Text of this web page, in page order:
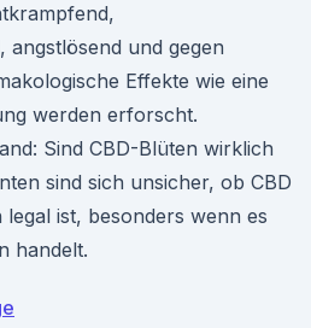
angstlösend und gegen
Effekte wie eine
werden erforscht.
Sind CBD-Blüten wirklich
sind sich unsicher, ob CBD
ist, besonders wenn es
handelt.